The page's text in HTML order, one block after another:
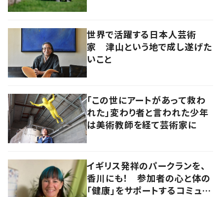
世界で活躍する日本人芸術
家 津山という地で成し遂げた
いこと
「この世にアートがあって救わ
れた」変わり者と言われた少年
は美術教師を経て芸術家に
イギリス発祥のパークランを、
香川にも！ 参加者の心と体の
「健康」をサポートするコミュニ